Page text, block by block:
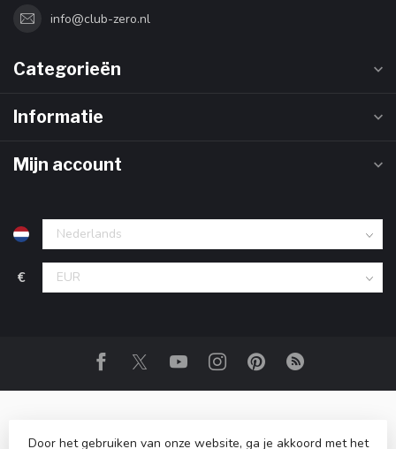
info@club-zero.nl
Categorieën
Informatie
Mijn account
€
Door het gebruiken van onze website, ga je akkoord met het